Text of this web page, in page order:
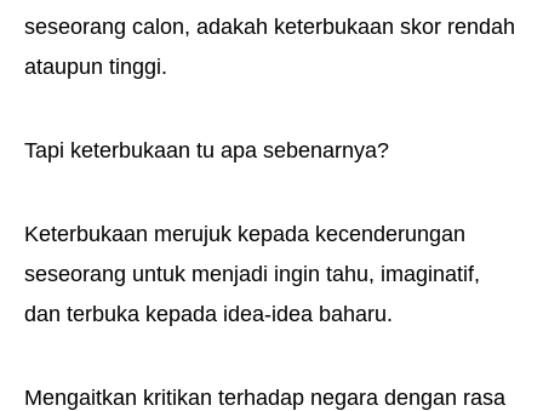
seseorang calon, adakah keterbukaan skor rendah
ataupun tinggi.
Tapi keterbukaan tu apa sebenarnya?
Keterbukaan merujuk kepada kecenderungan
seseorang untuk menjadi ingin tahu, imaginatif,
dan terbuka kepada idea-idea baharu.
Mengaitkan kritikan terhadap negara dengan rasa